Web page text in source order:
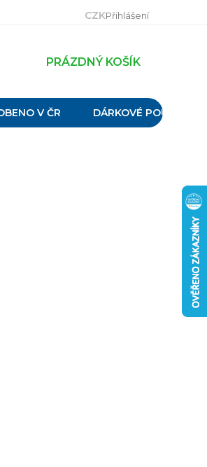
Velikostní tabulky
CZKPřihlášení
PRÁZDNÝ KOŠÍK
V ČR DÁRKOVÉ POUKAZY